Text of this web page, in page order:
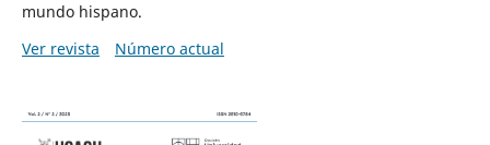
mundo hispano.
Ver revista
Número actual